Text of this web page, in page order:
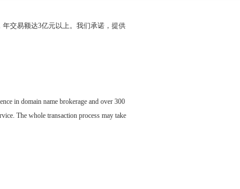
交易额达3亿元以上。我们承诺，提供
in domain name brokerage and over 300
The whole transaction process may take